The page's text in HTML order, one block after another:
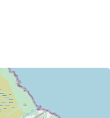
de arboleda y un
Francés.
las formas y
vistas verdes,
el 50 por ciento de
privado sino las